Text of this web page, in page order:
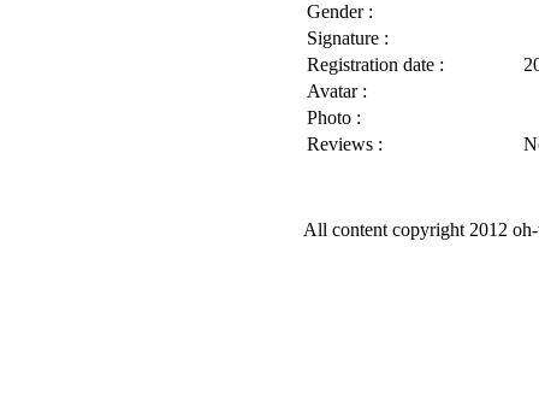
Gender :
Signature :
Registration date :
Avatar :
Photo :
Reviews :
All content copyright 2012